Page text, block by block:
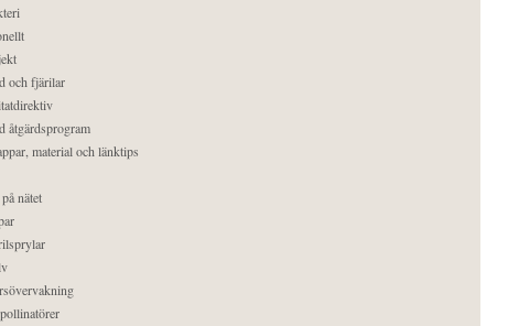
och fjärilar
åtgärdsprogram
material och länktips
nätet